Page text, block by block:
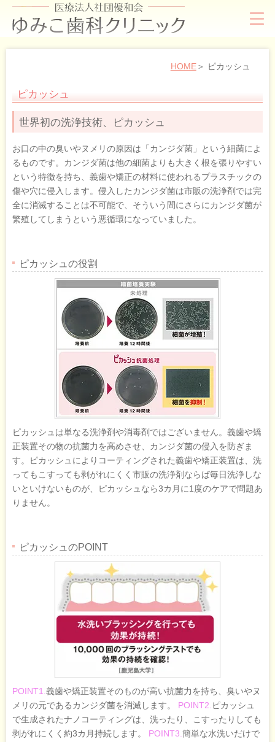
HOME ピカッシュ
ピカッシュ
世界初の洗浄技術、ピカッシュ
お口の中の臭いやヌメリの原因は「カンジダ菌」という細菌によ
るものです。カンジダ菌は他の細菌よりも大きく根を張りやすい
という特徴を持ち、義歯や矯正の材料に使われるプラスチックの
傷や穴に侵入します。侵入したカンジダ菌は市販の洗浄剤では完
全に消滅することは不可能で、そういう間にさらにカンジダ菌が
繁殖してしまうという悪循環になっていました。
ピカッシュの役割
ピカッシュは単なる洗浄剤や消毒剤ではございません。義歯や矯
正装置その物の抗菌力を高めさせ、カンジダ菌の侵入を防ぎま
す。ピカッシュによりコーティングされた義歯や矯正装置は、洗
ってもこすっても剥がれにくく市販の洗浄剤ならば毎日洗浄しな
いといけないものが、ピカッシュなら3カ月に1度のケアで問題あ
りません。
ピカッシュのPOINT
POINT1. 義歯や矯正装置そのものが高い抗菌力を持ち、臭いやヌ
メリの元であるカンジダ菌を消滅します。 POINT2. ピカッシュ
で生成されたナノコーティングは、洗ったり、こすったりしても
剥がれにくく約3カ月持続します。 POINT3. 簡単な水洗いだけで